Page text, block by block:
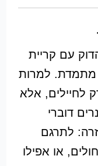
עם קריית
מתמדת. למרות
לחיילים, אלא
דוברי
לתרגם
או אפילו